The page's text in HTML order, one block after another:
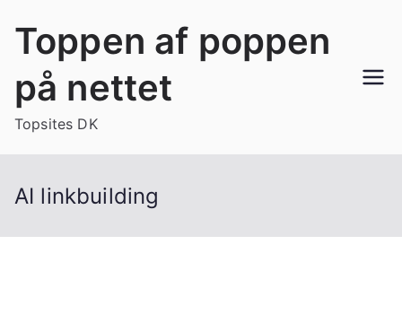
Toppen af poppen
på nettet
Topsites DK
AI linkbuilding